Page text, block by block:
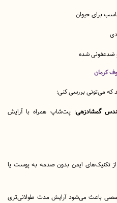
حیوان
شده
بررسی کنی:
: پت‌شاپ همراه با آرایش
ایمن بدون صدمه به پوست یا
می‌شود آرایش مدت طولانی‌تری